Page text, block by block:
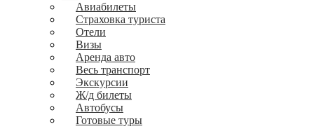
Авиабилеты
Страховка туриста
Отели
Визы
Аренда авто
Весь транспорт
Экскурсии
Ж/д билеты
Автобусы
Готовые туры